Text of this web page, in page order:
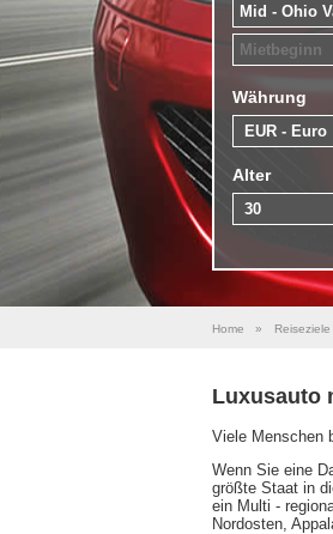
Währung
Alter
Home » Reiseziele
Luxusauto
Viele Menschen
Wenn Sie eine
größte Staat in
ein Multi -
Nordosten,